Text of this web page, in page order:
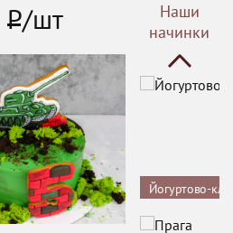
Р/шт
Наши
начинки
Мусс "Три
Заказы на
принимаются
Йогуртово-